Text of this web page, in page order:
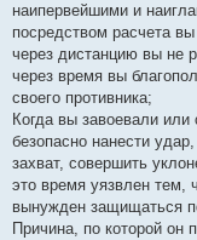
наипервейшими и
посредством расчета
через дистанцию вы не
через время вы
своего противника;
Когда вы завоевали
безопасно нанести
захват, совершить
это время уязвлен тем,
вынужден защищаться
Причина, по которой он